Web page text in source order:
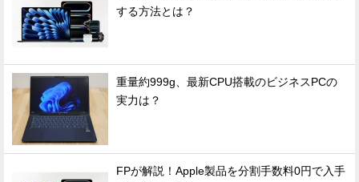
する方法とは？
重量約999g、最新CPU搭載のビジネスPCの
実力は？
FPが解説！Apple製品を分割手数料0円で入手